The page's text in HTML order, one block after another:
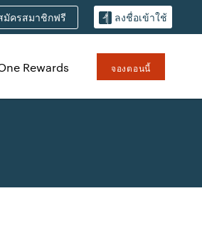
มัครสมาชิกฟรี ลงชื่อเข้าใช้
Rewards จองตอนนี้